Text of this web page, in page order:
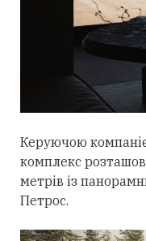
Керуючою
комплекс
метрів із
Петрос.